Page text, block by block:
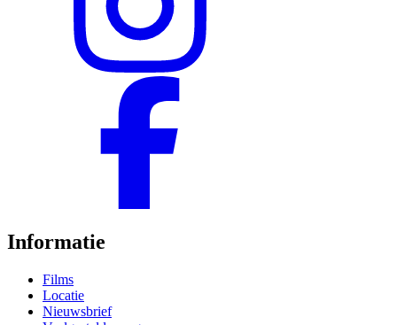
Informatie
Films
Locatie
Nieuwsbrief